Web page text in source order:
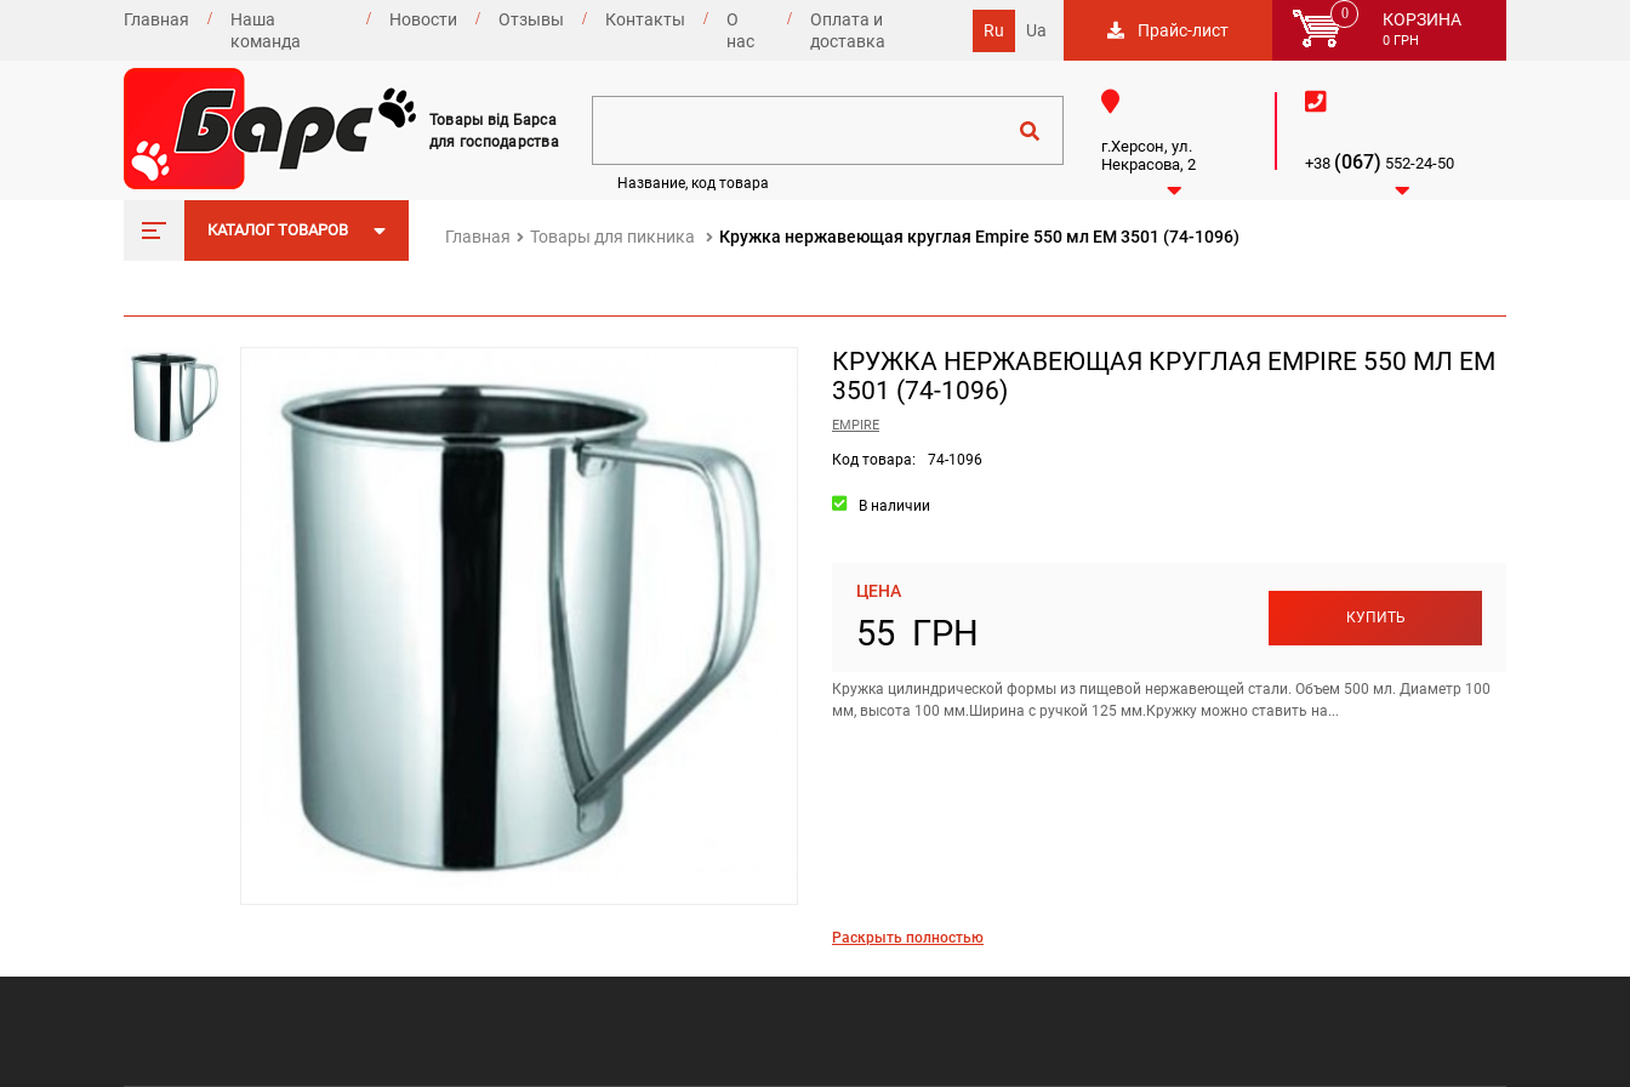
Главная
Наша
команда
Новости Отзывы Контакты
О
нас
Оплата и
доставка
Ru Ua Прайс-лист
0 КОРЗИНА
0ГРН
Товары від Барса
для господарства
Название, код товара

г.Херсон, ул.
Некрасова, 2


+38 (067) 552-24-50

КАТАЛОГ ТОВАРОВ Главная Товары для пикника Кружка нержавеющая круглая Empire 550 мл EM 3501 (74-1096)
КРУЖКА НЕРЖАВЕЮЩАЯ КРУГЛАЯ EMPIRE 550 МЛ EM
3501 (74-1096)
EMPIRE
Код товара: 74-1096
В наличии
ЦЕНА
55 ГРН КУПИТЬ
Кружка цилиндрической формы из пищевой нержавеющей стали. Объем 500 мл. Диаметр 100
мм, высота 100 мм.Ширина с ручкой 125 мм.Кружку можно ставить на...
Раскрыть полностью